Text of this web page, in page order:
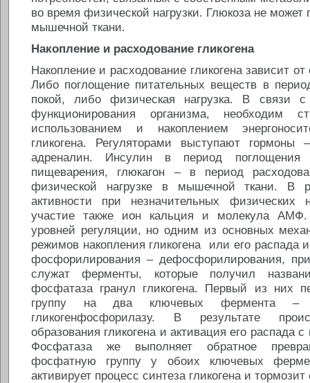
во время физической нагрузки. Глюкоза не может
мышечной ткани.
Накопление и расходование гликогена
Накопление и расходование гликогена зависит
Либо поглощение питательных веществ в
покой, либо физическая нагрузка. В связи
функционирования организма, необходим
использованием и накоплением
гликогена. Регуляторами выступают гормоны
адреналин. Инсулин в период
пищеварения, глюкагон – в период
физической нагрузке в мышечной ткани. В
активности при незначительных физических
участие также ион кальция и молекула АМФ.
уровней регуляции, но одним из основных
режимов накопления гликогена или его распада
фосфорилирования – дефосфорилирования,
служат ферменты, которые получил
фосфатаза гранул гликогена. Первый из них
группу на два ключевых фермента –
гликогенфосфорилазу. В результате
образования гликогена и активация его распада
Фосфатаза же выполняет обратное
фосфатную группу у обоих ключевых
активирует процесс синтеза гликогена и тормозит